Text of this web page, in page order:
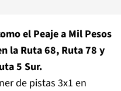
el Peaje a Mil Pesos
la Ruta 68, Ruta 78 y
5 Sur.
de pistas 3x1 en